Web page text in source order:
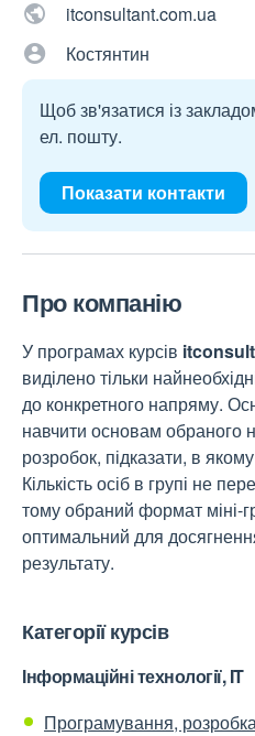
itconsultant.com.ua
Костянтин
Щоб зв'язатися із
ел. пошту.
Показати контакти
Про компанію
У програмах курсів
виділено тільки
до конкретного напряму.
навчити основам обраного
розробок, підказати, в
Кількість осіб в групі не
тому обраний формат міні-
оптимальний для
результату.
Категорії курсів
Інформаційні технології, IT
Програмування,